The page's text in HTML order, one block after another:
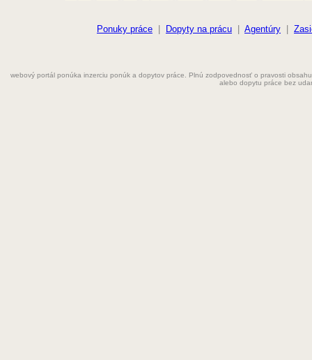
Farmaceut
Grafik
Ponuky práce Dopyty na prácu Agentúry
webový portál ponúka inzerciu ponúk a dopytov práce. Plnú zodpovednosť o pravosti
alebo dopytu práce bez